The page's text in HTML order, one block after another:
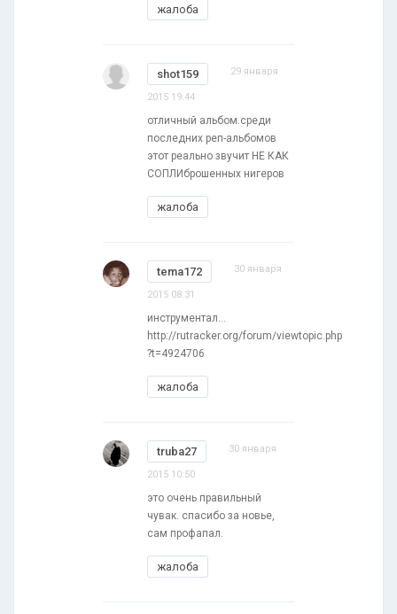
жалоба
shot159 29 января
2015 19:44
отличный альбом.среди
последних реп-альбомов
этот реально звучит НЕ КАК
СОПЛИброшенных нигеров
жалоба
tema172 30 января
2015 08:31
инструментал...
http://rutracker.org/forum/viewtopic.php
?t=4924706
жалоба
truba27 30 января
2015 10:50
это очень правильный
чувак. спасибо за новье,
сам профапал.
жалоба